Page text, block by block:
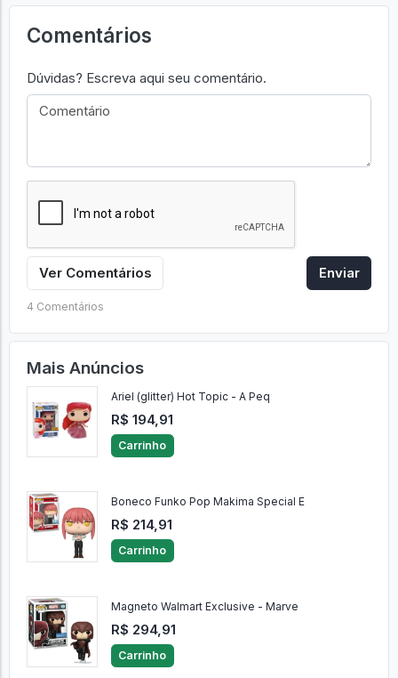
Dúvidas? Escreva aqui seu comentário.
Ver Comentários
4 Comentários
Mais Anúncios
Ariel (glitter) Hot Topic - A Peq
R$ 194,91
Boneco Funko Pop Makima Special E
R$ 214,91
Magneto Walmart Exclusive - Marve
R$ 294,91